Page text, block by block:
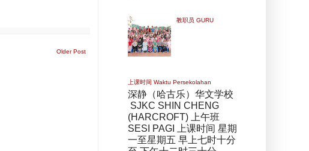
Older Post
教职员 GURU
上课时间 Waktu Persekolahan
深静（哈古乐）华文学校
SJKC SHIN CHENG
(HARCROFT) 上午班
SESI PAGI 上课时间 星期
一至星期五 早上七时十分